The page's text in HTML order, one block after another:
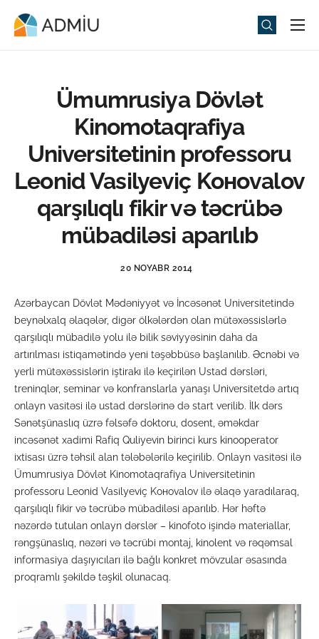
Universitet
Universitet həyatı
ADMIU Sİ
Ümumrusiya Dövlət
Kinomotaqrafiya
Universitetinin professoru
Leonid Vasilyeviç Kоноvalov
qarşılıqlı fikir və təcrübə
mübadiləsi aparılıb
20 NOYABR 2014
Azərbaycan Dövlət Mədəniyyət və İncəsənət Universitetində
beynəlxalq əlaqələr, digər ölkələrdən olan mütəxəssislərlə
qarşılıqlı mübadilə yolu ilə bilik səviyyəsinin daha da
artırılması istiqamətində yeni təşəbbüsə başlanılıb. Əcnəbi və
yerli mütəxəssislərin iştirakı ilə keçirilən Ustad dərsləri,
treninqlər, seminar və konfranslarla yanaşı Universitetdə artıq
onlayn vasitəsi ilə ustad dərslərinə də start verilib. İlk dərs
Sənətşünaslıq üzrə fəlsəfə doktoru, dosent, əməkdar
incəsənət xadimi Rafiq Quliyevin birinci kurs kinooperator
ixtisası üzrə təhsil alan tələbələrilə keçirilib. Onlayn vasitəsi ilə
Ümumrusiya Dövlət Kinomotaqrafiya Universitetinin
professoru Leonid Vasilyeviç Kоноvalov ilə əlaqə yaradılaraq,
qarşılıqlı fikir və təcrübə mübadiləsi aparılıb. Hər həftə
nəzərdə tutulan onlayn dərslər – kinofoto işində materiallar,
rəngşünaslıq, nəzəri və təcrübi montaj, kinolent və rəqəmsal
informasiya daşıyıcıları ilə bağlı konkret mövzular əsasında
proqramlı şəkildə təşkil olunacaq.